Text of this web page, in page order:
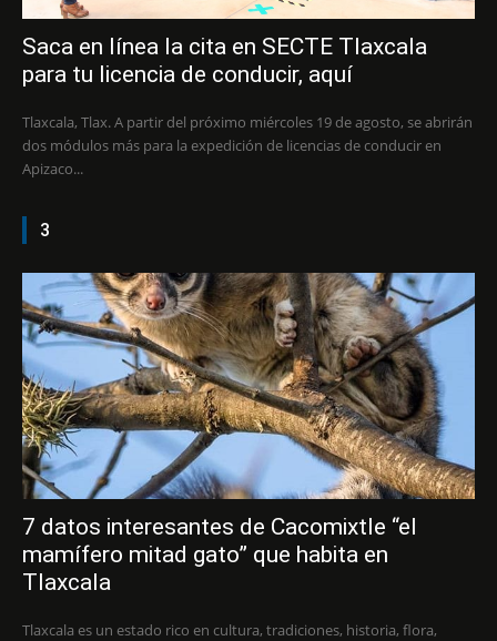
Saca en línea la cita en SECTE Tlaxcala
para tu licencia de conducir, aquí
Tlaxcala, Tlax. A partir del próximo miércoles 19 de agosto, se abrirán
dos módulos más para la expedición de licencias de conducir en
Apizaco...
3
7 datos interesantes de Cacomixtle “el
mamífero mitad gato” que habita en
Tlaxcala
Tlaxcala es un estado rico en cultura, tradiciones, historia, flora,